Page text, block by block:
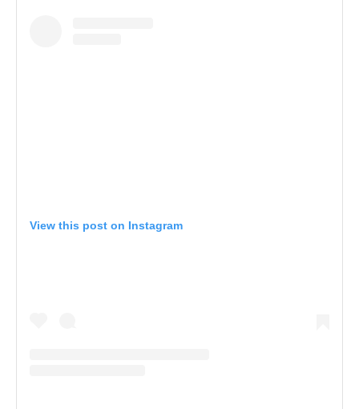
View this post on Instagram